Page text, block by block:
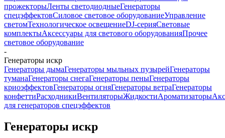
прожекторыЛенты светодиодныеГенераторы
спецэффектовСиловое световое оборудованиеУправление
светомТехнологическое освещениеDJ-серияСветовые
комплектыАксессуары для светового оборудованияПрочее
световое оборудование
-
Генераторы искр
Генераторы дымаГенераторы мыльных пузырейГенераторы
туманаГенераторы снегаГенераторы пеныГенераторы
криоэффектовГенераторы огняГенераторы ветраГенераторы
конфеттиРасходникиВентиляторыЖидкостиАроматизаторы
для генераторов спецэффектов
Генераторы искр